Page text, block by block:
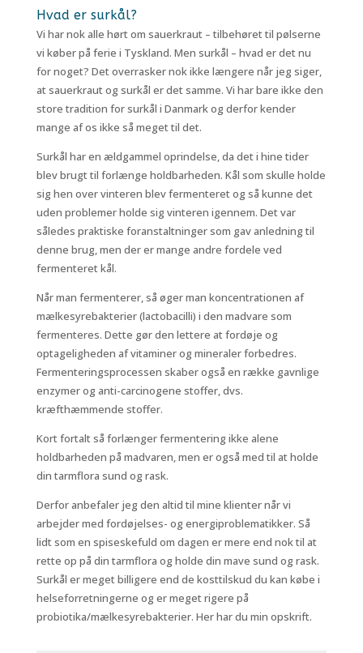
Hvad er surkål?
Vi har nok alle hørt om sauerkraut – tilbehøret til pølserne
vi køber på ferie i Tyskland. Men surkål – hvad er det nu
for noget? Det overrasker nok ikke længere når jeg siger,
at sauerkraut og surkål er det samme. Vi har bare ikke den
store tradition for surkål i Danmark og derfor kender
mange af os ikke så meget til det.
Surkål har en ældgammel oprindelse, da det i hine tider
blev brugt til forlænge holdbarheden. Kål som skulle holde
sig hen over vinteren blev fermenteret og så kunne det
uden problemer holde sig vinteren igennem. Det var
således praktiske foranstaltninger som gav anledning til
denne brug, men der er mange andre fordele ved
fermenteret kål.
Når man fermenterer, så øger man koncentrationen af
mælkesyrebakterier (lactobacilli) i den madvare som
fermenteres. Dette gør den lettere at fordøje og
optageligheden af vitaminer og mineraler forbedres.
Fermenteringsprocessen skaber også en række gavnlige
enzymer og anti-carcinogene stoffer, dvs.
kræfthæmmende stoffer.
Kort fortalt så forlænger fermentering ikke alene
holdbarheden på madvaren, men er også med til at holde
din tarmflora sund og rask.
Derfor anbefaler jeg den altid til mine klienter når vi
arbejder med fordøjelses- og energiproblematikker. Så
lidt som en spiseskefuld om dagen er mere end nok til at
rette op på din tarmflora og holde din mave sund og rask.
Surkål er meget billigere end de kosttilskud du kan købe i
helseforretningerne og er meget rigere på
probiotika/mælkesyrebakterier. Her har du min opskrift.